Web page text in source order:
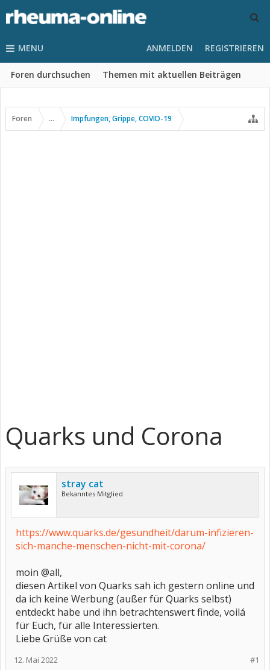
MENU
Foren durchsuchen Themen mit aktuellen Beiträgen
ANMELDEN REGISTRIEREN
Foren ... Impfungen, Grippe, COVID-19
Quarks und Corona
stray cat
Bekanntes Mitglied
https://www.quarks.de/gesundheit/darum-infizieren-
sich-manche-menschen-nicht-mit-corona/
moin @all,
diesen Artikel von Quarks sah ich gestern online und
da ich keine Werbung (außer für Quarks selbst)
entdeckt habe und ihn betrachtenswert finde, voilá
für Euch, für alle Interessierten.
Liebe Grüße von cat
#1
12. Mai 2022